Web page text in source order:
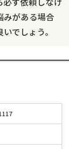
みがある場合
でしょう。